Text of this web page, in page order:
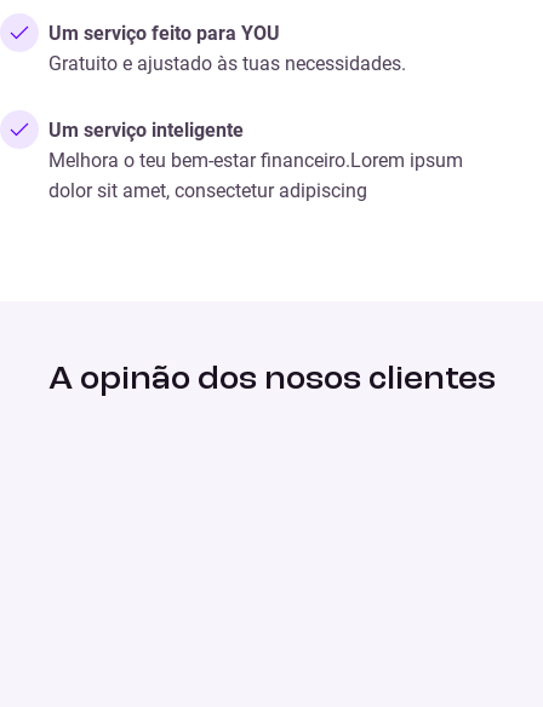
Um serviço feito para YOU
Gratuito e ajustado às tuas necessidades.
Um serviço inteligente
Melhora o teu bem-estar financeiro.Lorem ipsum
dolor sit amet, consectetur adipiscing
A opinão dos nosos clientes